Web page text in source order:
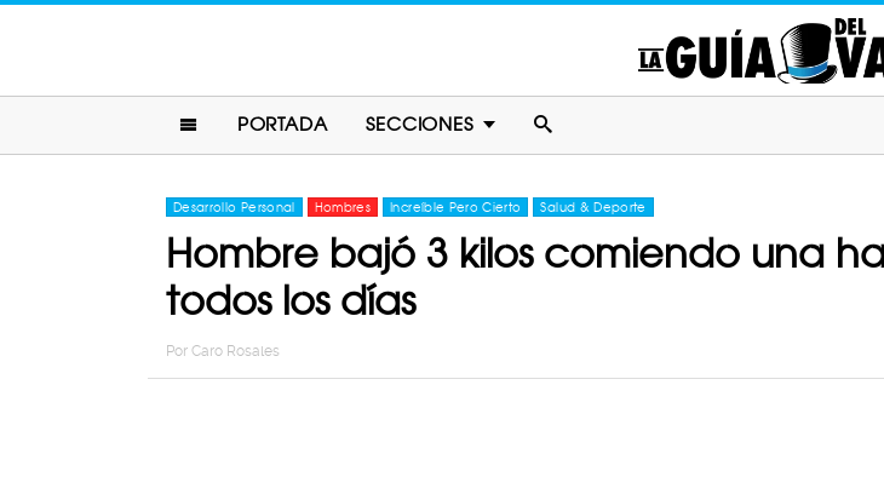
PORTADA SECCIONES
Desarrollo Personal Hombres Increíble Pero Cierto Salud & Deporte
Hombre bajó 3 kilos comiendo una
todos los días
Por Caro Rosales